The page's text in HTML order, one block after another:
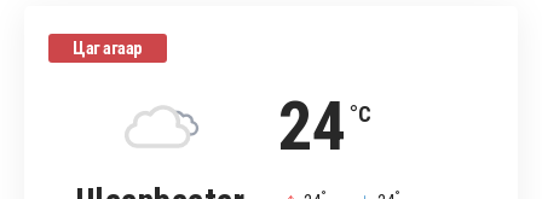
Цаг агаар
24 °C